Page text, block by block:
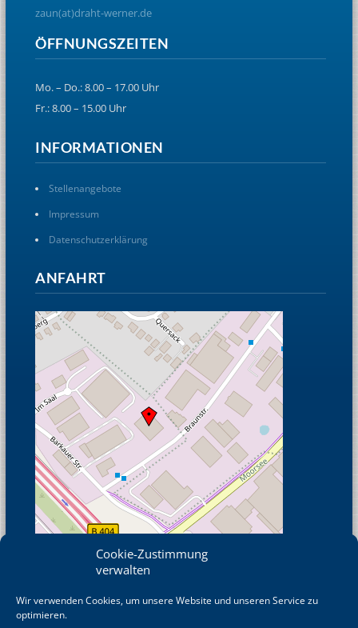
Cookie-Zustimmung
verwalten
Wir verwenden Cookies, um unsere Website und unseren Service zu
optimieren.
zaun(at)draht-werner.de
ÖFFNUNGSZEITEN
Mo. – Do.: 8.00 – 17.00 Uhr
Fr.: 8.00 – 15.00 Uhr
INFORMATIONEN
Stellenangebote
Impressum
Datenschutzerklärung
ANFAHRT
© OpenStreetMap